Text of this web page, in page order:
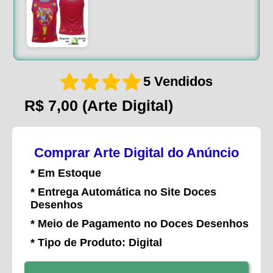
5 Vendidos
R$ 7,00 (Arte Digital)
Comprar Arte Digital do Anúncio
* Em Estoque
* Entrega Automática no Site Doces
Desenhos
* Meio de Pagamento no Doces Desenhos
* Tipo de Produto: Digital